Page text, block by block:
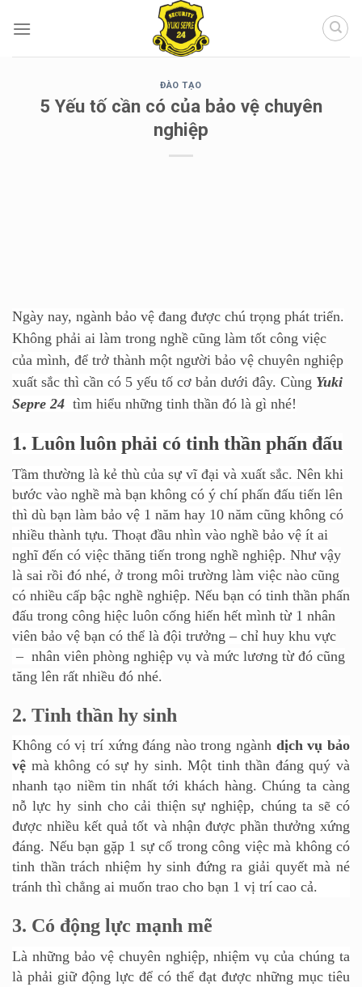
đến
ĐÀO TẠO
5 Yếu tố cần có của bảo vệ chuyên
nghiệp
Ngày nay, ngành bảo vệ đang được chú trọng phát triển.
Không phải ai làm trong nghề cũng làm tốt công việc
của mình, để trở thành một người bảo vệ chuyên nghiệp
xuất sắc thì cần có 5 yếu tố cơ bản dưới đây. Cùng Yuki
Sepre 24 tìm hiểu những tinh thần đó là gì nhé!
1. Luôn luôn phải có tinh thần phấn đấu
Tầm thường là kẻ thù của sự vĩ đại và xuất sắc. Nên khi
bước vào nghề mà bạn không có ý chí phấn đấu tiến lên
thì dù bạn làm bảo vệ 1 năm hay 10 năm cũng không có
nhiều thành tựu. Thoạt đầu nhìn vào nghề bảo vệ ít ai
nghĩ đến có việc thăng tiến trong nghề nghiệp. Như vậy
là sai rồi đó nhé, ở trong môi trường làm việc nào cũng
có nhiều cấp bậc nghề nghiệp. Nếu bạn có tinh thần phấn
đấu trong công hiệc luôn cống hiến hết mình từ 1 nhân
viên bảo vệ bạn có thể là đội trưởng – chỉ huy khu vực
– nhân viên phòng nghiệp vụ và mức lương từ đó cũng
tăng lên rất nhiều đó nhé.
2. Tinh thần hy sinh
Không có vị trí xứng đáng nào trong ngành dịch vụ bảo
vệ mà không có sự hy sinh. Một tinh thần đáng quý và
nhanh tạo niềm tin nhất tới khách hàng. Chúng ta càng
nỗ lực hy sinh cho cải thiện sự nghiệp, chúng ta sẽ có
được nhiều kết quả tốt và nhận được phần thưởng xứng
đáng. Nếu bạn gặp 1 sự cố trong công việc mà không có
tinh thần trách nhiệm hy sinh đứng ra giải quyết mà né
tránh thì chẳng ai muốn trao cho bạn 1 vị trí cao cả.
3. Có động lực mạnh mẽ
Là những bảo vệ chuyên nghiệp, nhiệm vụ của chúng ta
là phải giữ động lực để có thể đạt được những mục tiêu